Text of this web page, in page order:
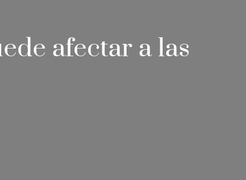
afectar a las